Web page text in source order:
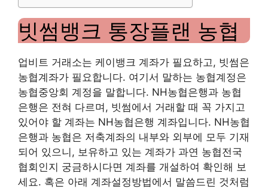
빗썸뱅크 통장플랜 농협
업비트 거래소는 케이뱅크 계좌가 필요하고, 빗썸은
농협계좌가 필요합니다. 여기서 말하는 농협계정은
농협중앙회 계정을 말합니다. NH농협은행과 농협
은행은 전혀 다르며, 빗썸에서 거래할 때 꼭 가지고
있어야 할 계좌는 NH농협은행 계좌입니다. NH농협
은행과 농협은 저축계좌의 내부와 외부에 모두 기재
되어 있으니, 보유하고 있는 계좌가 과연 농협전국
협회인지 궁금하시다면 계좌를 개설하여 확인해 보
세요. 혹은 아래 계좌설정방법에서 말씀드린 것처럼